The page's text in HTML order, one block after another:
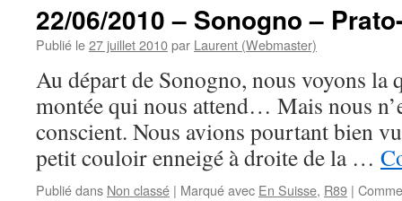
22/06/2010 – Sonogno –
Publié le27 juillet 2010par Laurent (Webmaster)
Au départ de Sonogno, nous voyons la
montée qui nous attend… Mais nous
conscient. Nous avions pourtant bien
petit couloir enneigé à droite de la …
Publié dans Non classé | Marqué avec En Suisse, R89 |